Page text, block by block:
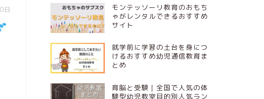
日
モンテッソーリ教育のおもち
ゃがレンタルできるおすすめ
サイト
就学前に学習の土台を身につ
けるおすすめ幼児通信教育ま
とめ
育脳と受験｜全国で人気の体
験型幼児教室目的別人気ラン